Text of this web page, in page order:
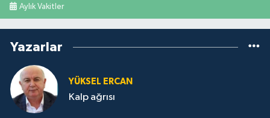
Aylık Vakitler
Yazarlar
YÜKSEL ERCAN
Kalp ağrısı